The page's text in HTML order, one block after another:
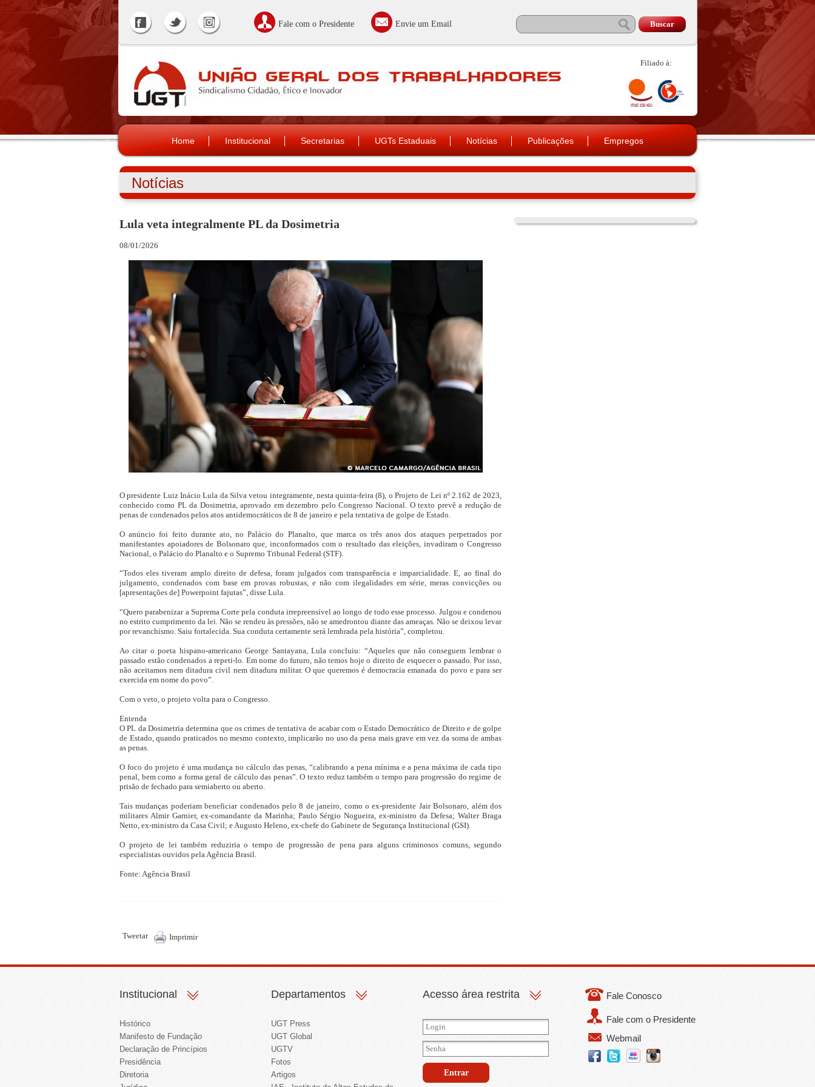
Fale com o Presidente Envie um Email
Filiado à:
Home Institucional Secretarias UGTs Estaduais Notícias Publicações Empregos
Notícias
Lula veta integralmente PL da Dosimetria
08/01/2026
O presidente Luiz Inácio Lula da Silva vetou integramente, nesta quinta-feira (8), o Projeto de Lei nº 2.162 de 2023,
conhecido como PL da Dosimetria, aprovado em dezembro pelo Congresso Nacional. O texto prevê a redução de
penas de condenados pelos atos antidemocráticos de 8 de janeiro e pela tentativa de golpe de Estado.
O anúncio foi feito durante ato, no Palácio do Planalto, que marca os três anos dos ataques perpetrados por
manifestantes apoiadores de Bolsonaro que, inconformados com o resultado das eleições, invadiram o Congresso
Nacional, o Palácio do Planalto e o Supremo Tribunal Federal (STF).
“Todos eles tiveram amplo direito de defesa, foram julgados com transparência e imparcialidade. E, ao final do
julgamento, condenados com base em provas robustas, e não com ilegalidades em série, meras convicções ou
[apresentações de] Powerpoint fajutas”, disse Lula.
“Quero parabenizar a Suprema Corte pela conduta irrepreensível ao longo de todo esse processo. Julgou e condenou
no estrito cumprimento da lei. Não se rendeu às pressões, não se amedrontou diante das ameaças. Não se deixou levar
por revanchismo. Saiu fortalecida. Sua conduta certamente será lembrada pela história”, completou.
Ao citar o poeta hispano-americano George Santayana, Lula concluiu: “Aqueles que não conseguem lembrar o
passado estão condenados a repeti-lo. Em nome do futuro, não temos hoje o direito de esquecer o passado. Por isso,
não aceitamos nem ditadura civil nem ditadura militar. O que queremos é democracia emanada do povo e para ser
exercida em nome do povo”.
Com o veto, o projeto volta para o Congresso.
Entenda
O PL da Dosimetria determina que os crimes de tentativa de acabar com o Estado Democrático de Direito e de golpe
de Estado, quando praticados no mesmo contexto, implicarão no uso da pena mais grave em vez da soma de ambas
as penas.
O foco do projeto é uma mudança no cálculo das penas, “calibrando a pena mínima e a pena máxima de cada tipo
penal, bem como a forma geral de cálculo das penas”. O texto reduz também o tempo para progressão do regime de
prisão de fechado para semiaberto ou aberto.
Tais mudanças poderiam beneficiar condenados pelo 8 de janeiro, como o ex-presidente Jair Bolsonaro, além dos
militares Almir Garnier, ex-comandante da Marinha; Paulo Sérgio Nogueira, ex-ministro da Defesa; Walter Braga
Netto, ex-ministro da Casa Civil; e Augusto Heleno, ex-chefe do Gabinete de Segurança Institucional (GSI).
O projeto de lei também reduziria o tempo de progressão de pena para alguns criminosos comuns, segundo
especialistas ouvidos pela Agência Brasil.
Fonte: Agência Brasil
Tweetar Imprimir
Institucional
Histórico
Manifesto de Fundação
Declaração de Princípios
Presidência
Diretoria
Departamentos
UGT Press
UGT Global
UGTV
Fotos
Artigos
Acesso área restrita Fale Conosco
Fale com o Presidente
Webmail